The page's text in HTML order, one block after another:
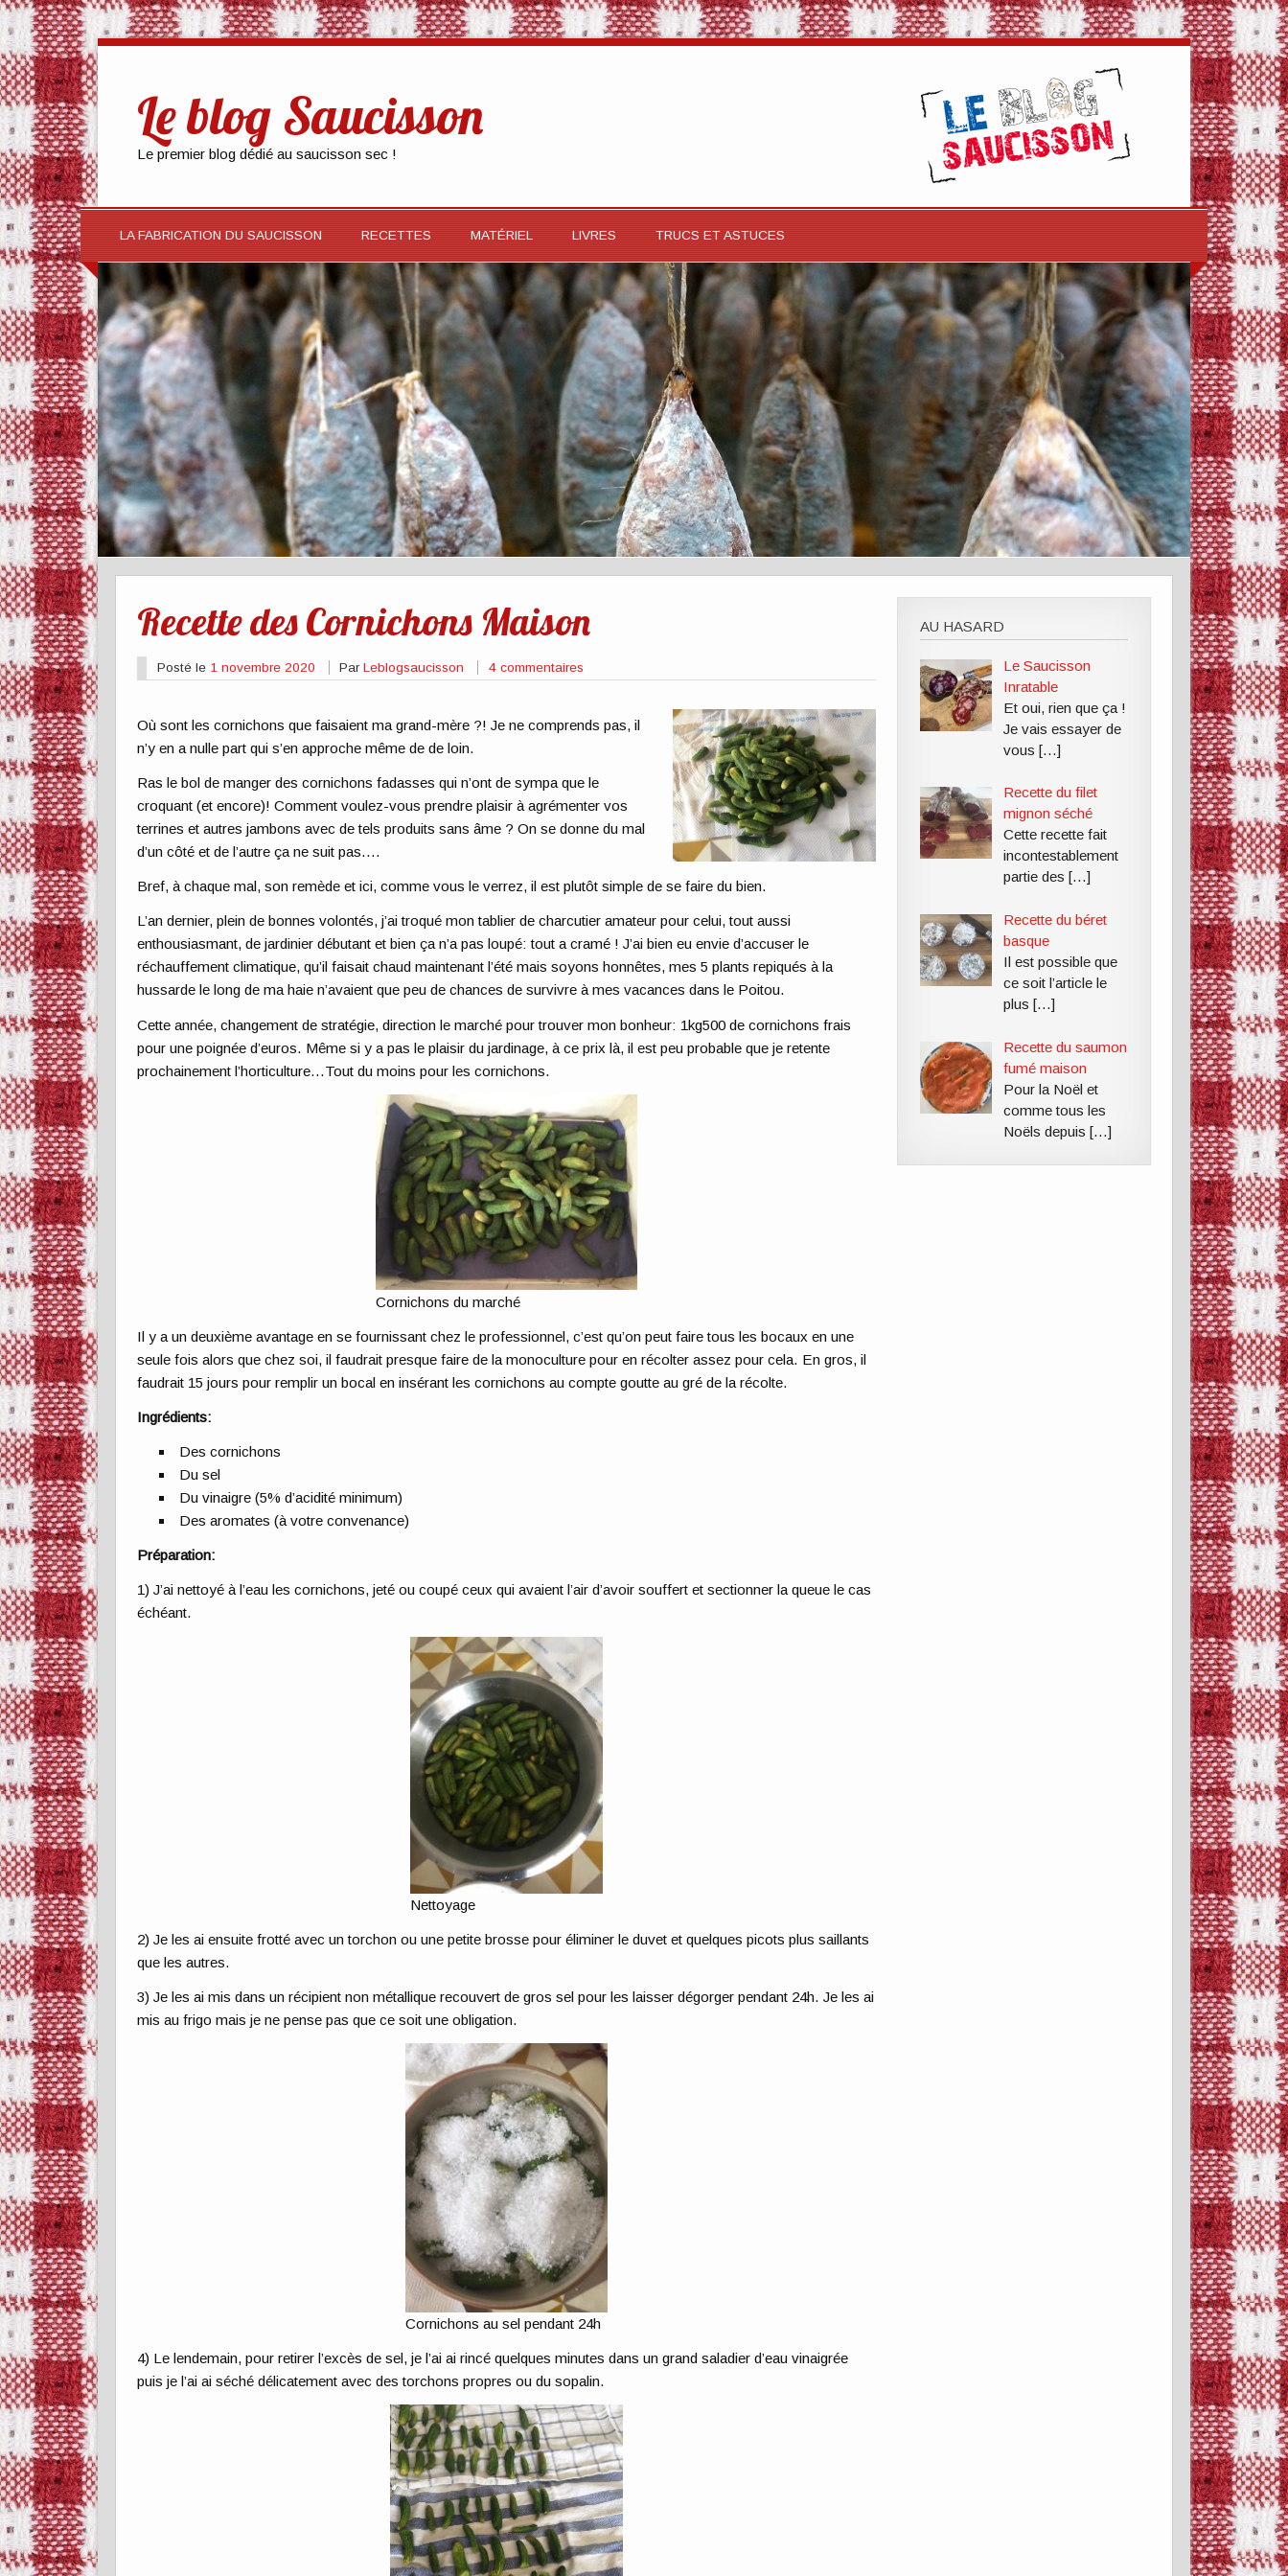
Le blog Saucisson
Le premier blog dédié au saucisson sec !
LA FABRICATION DU SAUCISSON RECETTES MATÉRIEL LIVRES TRUCS ET ASTUCES
Recette des Cornichons Maison
Posté le 1 novembre 2020 ParLeblogsaucisson 4 commentaires
Où sont les cornichons que faisaient ma grand-mère ?! Je ne comprends pas, il
n’y en a nulle part qui s’en approche même de de loin.
Ras le bol de manger des cornichons fadasses qui n’ont de sympa que le
croquant (et encore)! Comment voulez-vous prendre plaisir à agrémenter vos
terrines et autres jambons avec de tels produits sans âme ? On se donne du mal
d’un côté et de l’autre ça ne suit pas….
Bref, à chaque mal, son remède et ici, comme vous le verrez, il est plutôt simple de se faire du bien.
L’an dernier, plein de bonnes volontés, j’ai troqué mon tablier de charcutier amateur pour celui, tout aussi
enthousiasmant, de jardinier débutant et bien ça n’a pas loupé: tout a cramé ! J’ai bien eu envie d’accuser le
réchauffement climatique, qu’il faisait chaud maintenant l’été mais soyons honnêtes, mes 5 plants repiqués à la
hussarde le long de ma haie n’avaient que peu de chances de survivre à mes vacances dans le Poitou.
Cette année, changement de stratégie, direction le marché pour trouver mon bonheur: 1kg500 de cornichons frais
pour une poignée d’euros. Même si y a pas le plaisir du jardinage, à ce prix là, il est peu probable que je retente
prochainement l’horticulture…Tout du moins pour les cornichons.
Cornichons du marché
Il y a un deuxième avantage en se fournissant chez le professionnel, c’est qu’on peut faire tous les bocaux en une
seule fois alors que chez soi, il faudrait presque faire de la monoculture pour en récolter assez pour cela. En gros, il
faudrait 15 jours pour remplir un bocal en insérant les cornichons au compte goutte au gré de la récolte.
Ingrédients:
Des cornichons
Du sel
Du vinaigre (5% d’acidité minimum)
Des aromates (à votre convenance)
Préparation:
1) J’ai nettoyé à l’eau les cornichons, jeté ou coupé ceux qui avaient l’air d’avoir souffert et sectionner la queue le cas
échéant.
Nettoyage
2) Je les ai ensuite frotté avec un torchon ou une petite brosse pour éliminer le duvet et quelques picots plus saillants
que les autres.
3) Je les ai mis dans un récipient non métallique recouvert de gros sel pour les laisser dégorger pendant 24h. Je les ai
mis au frigo mais je ne pense pas que ce soit une obligation.
Cornichons au sel pendant 24h
4) Le lendemain, pour retirer l’excès de sel, je l’ai ai rincé quelques minutes dans un grand saladier d’eau vinaigrée
puis je l’ai ai séché délicatement avec des torchons propres ou du sopalin.
AU HASARD
Le Saucisson
Inratable
Et oui, rien que ça !
Je vais essayer de
vous […]
Recette du filet
mignon séché
Cette recette fait
incontestablement
partie des […]
Recette du béret
basque
Il est possible que
ce soit l’article le
plus […]
Recette du saumon
fumé maison
Pour la Noël et
comme tous les
Noëls depuis […]